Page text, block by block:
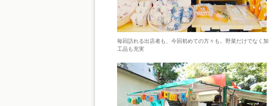
毎回訪れる出店者も、今回初めての方々も。野菜だけでなく加
工品も充実